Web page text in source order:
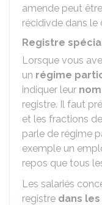
amende peut
récidivde dans le
Registre
Lorsque vous
un régime
indiquer leur nom
registre. Il faut
et les fractions
parle de régime
exemple un
repos que tous
Les salariés
registre dans